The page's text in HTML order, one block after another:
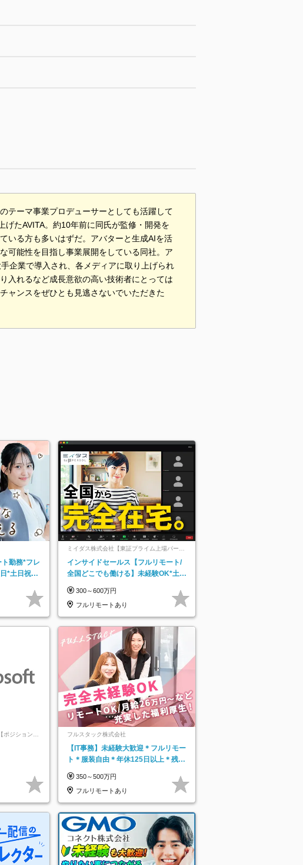
テーマ事業プロデューサーとしても活躍して
げたAVITA。約10年前に同氏が監修・開発を
いる方も多いはずだ。アバターと生成AIを活
可能性を目指し事業展開をしている同社。ア
企業で導入され、各メディアに取り上げられ
入れるなど成長意欲の高い技術者にとっては
ャンスをぜひとも見逃さないでいただきた
勤務*フレ
*土日祝休
ミイダス株式会社【東証プライム上場パーソ
インサイドセールス【フルリモート/
全国どこでも働ける】未経験OK*土日
300～600万円
フルリモートあり
ジションマ
フルスタック株式会社
【IT事務】未経験大歓迎＊フルリモー
ト＊服装自由＊年休125日以上＊残業
350～500万円
フルリモートあり